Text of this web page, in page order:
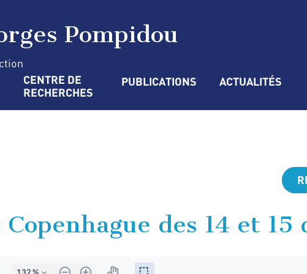
Pompidou
CENTRE DE
RECHERCHES
PUBLICATIONS ACTUALITÉS
des 14 et 15